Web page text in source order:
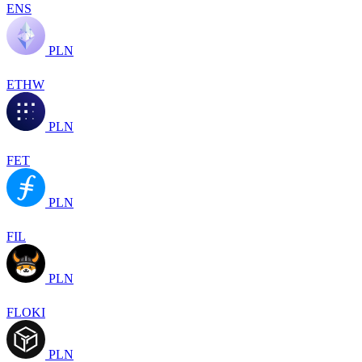
ENS
PLN
ETHW
PLN
FET
PLN
FIL
PLN
FLOKI
PLN